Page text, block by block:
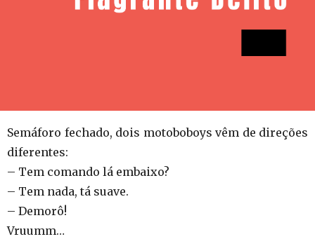
Semáforo fechado, dois motoboboys vêm de direções
diferentes:
– Tem comando lá embaixo?
– Tem nada, tá suave.
– Demorô!
Vruumm…